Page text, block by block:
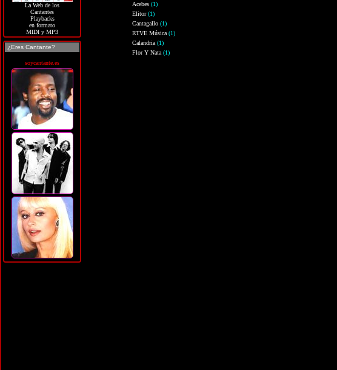
La Web de los
Cantantes
Playbacks
en formato
MIDI y MP3
¿Eres Cantante?
soycantante.es
Acebes (1)
Elitor(1)
Cantagallo (1)
RTVE Música (1)
Calandria (1)
Flor Y Nata (1)